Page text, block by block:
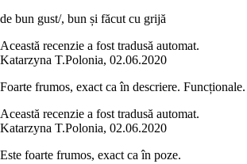
de bun gust/, bun și făcut cu grijă
Această recenzie a fost tradusă automat.
Katarzyna T.Polonia, 02.06.2020
Foarte frumos, exact ca în descriere. Funcționale.
Această recenzie a fost tradusă automat.
Katarzyna T.Polonia, 02.06.2020
Este foarte frumos, exact ca în poze.